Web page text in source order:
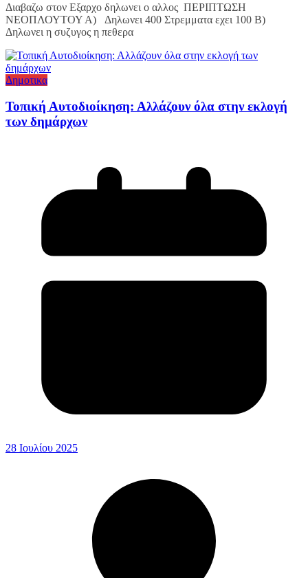
Διαβαζω στον Εξαρχο δηλωνει ο αλλος ΠΕΡΙΠΤΩΣΗ
ΝΕΟΠΛΟΥΤΟΥ Α) Δηλωνει 400 Στρεμματα εχει 100 Β)
Δηλωνει η συζυγος η πεθερα
Δημοτικα
Τοπική Αυτοδιοίκηση: Αλλάζουν όλα στην εκλογή
των δημάρχων
28 Ιουλίου 2025